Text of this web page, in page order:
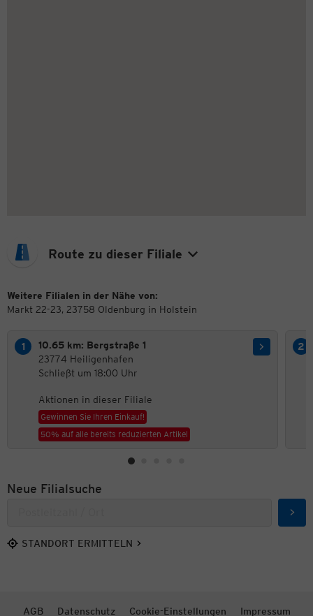
Route zu dieser Filiale
Weitere Filialen in der Nähe von:
Markt 22-23, 23758 Oldenburg in Holstein
10.65 km: Bergstraße 1
23774 Heiligenhafen
Schließt um 18:00 Uhr
Aktionen in dieser Filiale
Gewinnen Sie Ihren Einkauf!
50% auf alle bereits reduzierten Artikel
Neue Filialsuche
STANDORT ERMITTELN
AGB Datenschutz Cookie-Einstellungen Impressum